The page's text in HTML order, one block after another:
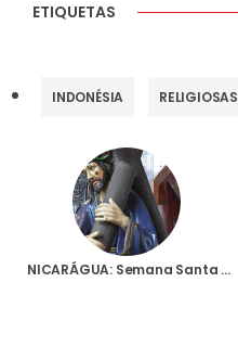
ETIQUETAS
INDONÉSIA RELIGIOSAS
NICARÁGUA: Semana Santa marcada pelas procissões de rua proibidas pelas autoridades de Manágua